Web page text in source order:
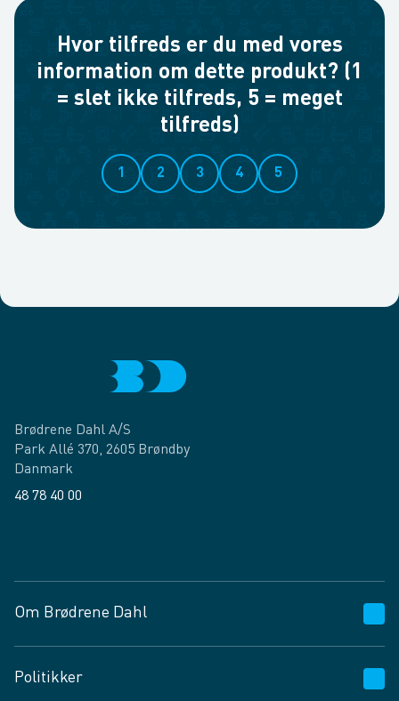
Hvor tilfreds er du med vores
information om dette produkt? (1
= slet ikke tilfreds, 5 = meget
tilfreds)
1 2 3 4 5
Brødrene Dahl A/S
Park Allé 370, 2605 Brøndby
Danmark
48 78 40 00
Om Brødrene Dahl
Vagttelefon 30 10 89 89
Politikker